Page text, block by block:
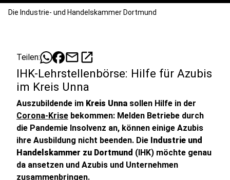
Die Industrie- und Handelskammer Dortmund
Teilen: mailopen_in_new
IHK-Lehrstellenbörse: Hilfe für Azubis
im Kreis Unna
Auszubildende im Kreis Unna sollen Hilfe in der
Corona-Krise bekommen: Melden Betriebe durch
die Pandemie Insolvenz an, können einige Azubis
ihre Ausbildung nicht beenden. Die Industrie und
Handelskammer zu Dortmund (IHK) möchte genau
da ansetzen und Azubis und Unternehmen
zusammenbringen.